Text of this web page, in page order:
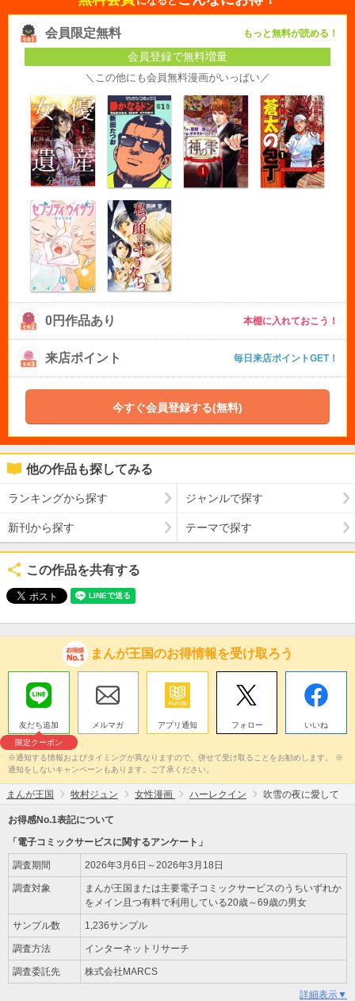
会員限定無料 もっと無料が読める！
会員登録で無料増量
＼この他にも会員無料漫画がいっぱい／
0円作品あり 本棚に入れておこう！
来店ポイント 毎日来店ポイントGET！
今すぐ会員登録する(無料)
他の作品も探してみる
ランキングから探す ジャンルで探す
新刊から探す テーマで探す
この作品を共有する
まんが王国のお得情報を受け取ろう
友だち追加
限定クーポン
メルマガ アプリ通知 フォロー いいね
※通知する情報およびタイミングが異なりますので、併せて受け取ることをお勧めします。 ※
通知をしないキャンペーンもあります。ご了承ください。
まんが王国 牧村ジュン 女性漫画 ハーレクイン 吹雪の夜に愛して
お得感No.1表記について
「電子コミックサービスに関するアンケート」
調査期間 2026年3月6日～2026年3月18日
調査対象
まんが王国または主要電子コミックサービスのうちいずれか
をメイン且つ有料で利用している20歳～69歳の男女
サンプル数 1,236サンプル
調査方法 インターネットリサーチ
調査委託先 株式会社MARCS
詳細表示▼